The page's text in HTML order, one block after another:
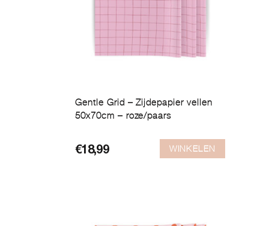
Gentle Grid – Zijdepapier vellen
50x70cm – roze/paars
€18,99 WINKELEN